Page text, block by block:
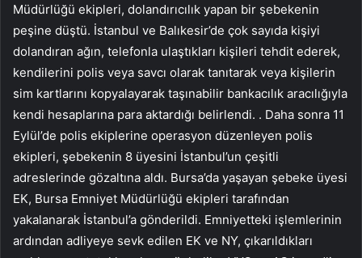
Müdürlüğü ekipleri, dolandırıcılık yapan bir şebekenin
peşine düştü. İstanbul ve Balıkesir’de çok sayıda kişiyi
dolandıran ağın, telefonla ulaştıkları kişileri tehdit ederek,
kendilerini polis veya savcı olarak tanıtarak veya kişilerin
sim kartlarını kopyalayarak taşınabilir bankacılık aracılığıyla
kendi hesaplarına para aktardığı belirlendi. . Daha sonra 11
Eylül’de polis ekiplerine operasyon düzenleyen polis
ekipleri, şebekenin 8 üyesini İstanbul’un çeşitli
adreslerinde gözaltına aldı. Bursa’da yaşayan şebeke üyesi
EK, Bursa Emniyet Müdürlüğü ekipleri tarafından
yakalanarak İstanbul’a gönderildi. Emniyetteki işlemlerinin
ardından adliyeye sevk edilen EK ve NY, çıkarıldıkları